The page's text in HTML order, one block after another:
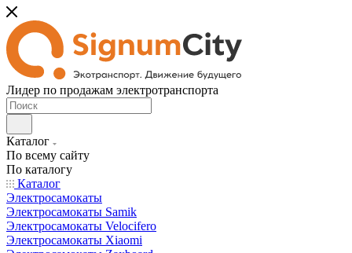
Лидер по продажам электротранспорта
Каталог
По всему сайту
По каталогу
Каталог
Электросамокаты
Электросамокаты Samik
Электросамокаты Velocifero
Электросамокаты Xiaomi